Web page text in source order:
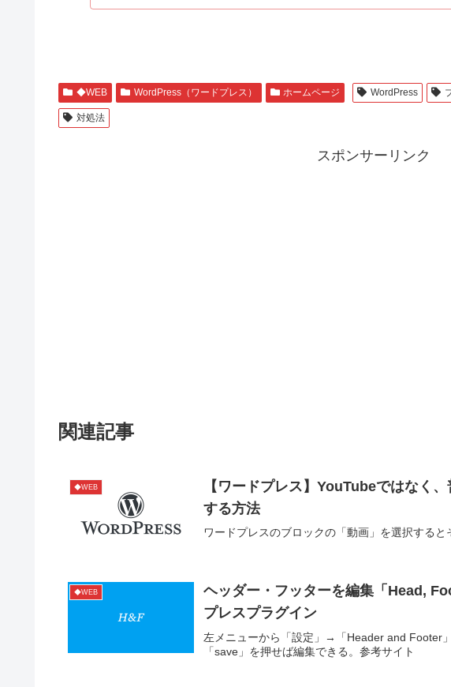
◆WEB WordPress（ワードプレス） ホームページ WordPress
対処法
スポンサーリンク
関連記事
◆WEB
【ワードプレス】YouTubeではなく
する方法
ワードプレスのブロックの「動画」を選択する
◆WEB
ヘッダー・フッターを編集「Head,
プレスプラグイン
左メニューから「設定」→「Header and Footer
「save」を押せば編集できる。参考サイト